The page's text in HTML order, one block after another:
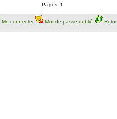
Pages: 1
Me connecter Mot de passe oublié